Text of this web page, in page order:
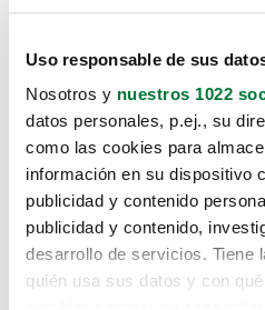
Uso responsable de sus
Nosotros y nuestros 1022
datos personales, p.ej., su
como las cookies para
información en su dispositivo
publicidad y contenido
publicidad y contenido,
desarrollo de servicios. Tiene
quién usa sus datos y con
Lo sentimos, no
te hemos traido
Pero puedes encontrar el
buscando en alguno de